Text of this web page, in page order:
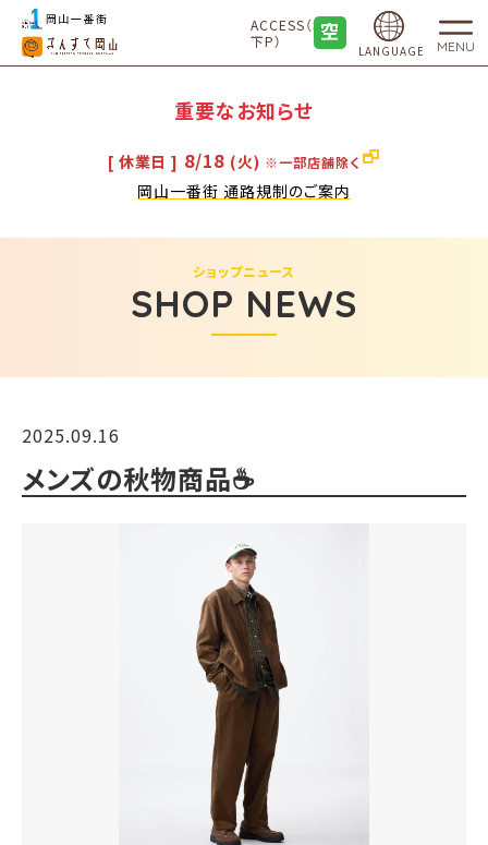
ACCESS（地
下P）
LANGUAGE MENU
重要なお知らせ
[ 休業日 ] 8/18 (火) ※一部店舗除く
岡山一番街 通路規制のご案内
SHOP NEWS
ショップニュース
2025.09.16
メンズの秋物商品☕️